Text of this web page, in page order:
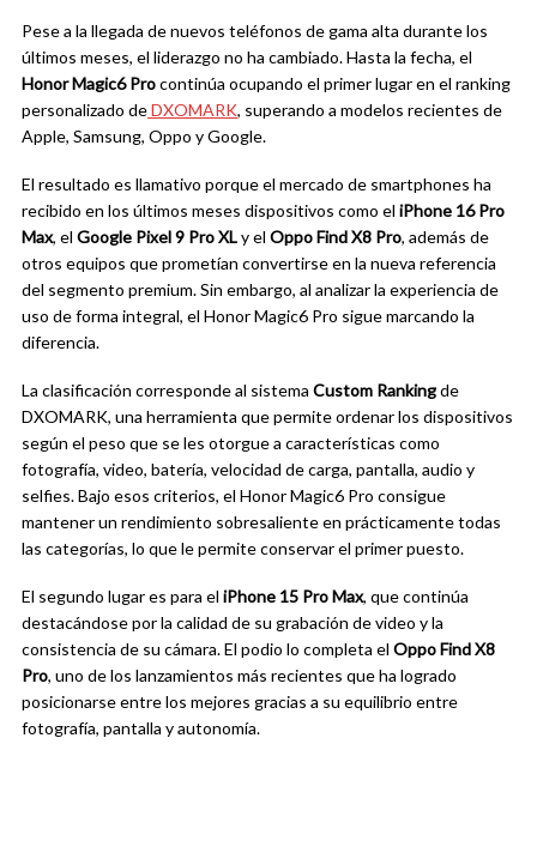
Pese a la llegada de nuevos teléfonos de gama alta durante los
últimos meses, el liderazgo no ha cambiado. Hasta la fecha, el
Honor Magic6 Procontinúa ocupando el primer lugar en el ranking
personalizado deDXOMARK, superando a modelos recientes de
Apple, Samsung, Oppo y Google.
El resultado es llamativo porque el mercado de smartphones ha
recibido en los últimos meses dispositivos como el iPhone 16 Pro
Max, el Google Pixel 9 Pro XLy el Oppo Find X8 Pro, además de
otros equipos que prometían convertirse en la nueva referencia
del segmento premium. Sin embargo, al analizar la experiencia de
uso de forma integral, el Honor Magic6 Pro sigue marcando la
diferencia.
La clasificación corresponde al sistema Custom Rankingde
DXOMARK, una herramienta que permite ordenar los dispositivos
según el peso que se les otorgue a características como
fotografía, video, batería, velocidad de carga, pantalla, audio y
selfies. Bajo esos criterios, el Honor Magic6 Pro consigue
mantener un rendimiento sobresaliente en prácticamente todas
las categorías, lo que le permite conservar el primer puesto.
El segundo lugar es para el iPhone 15 Pro Max, que continúa
destacándose por la calidad de su grabación de video y la
consistencia de su cámara. El podio lo completa el Oppo Find X8
Pro, uno de los lanzamientos más recientes que ha logrado
posicionarse entre los mejores gracias a su equilibrio entre
fotografía, pantalla y autonomía.